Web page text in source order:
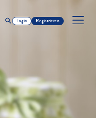
Login Registrieren